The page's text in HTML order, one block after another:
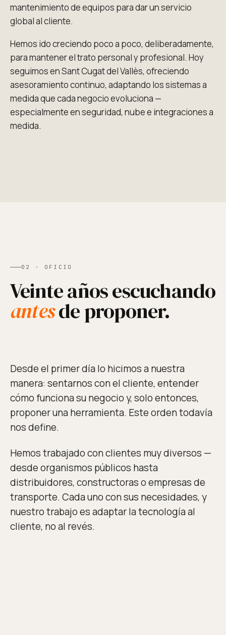
mantenimiento de equipos para dar un servicio
global al cliente.
Hemos ido creciendo poco a poco, deliberadamente,
para mantener el trato personal y profesional. Hoy
seguimos en Sant Cugat del Vallès, ofreciendo
asesoramiento continuo, adaptando los sistemas a
medida que cada negocio evoluciona —
especialmente en seguridad, nube e integraciones a
medida.
02 · OFICIO
Veinte años escuchando
antesde proponer.
Desde el primer día lo hicimos a nuestra
manera: sentarnos con el cliente, entender
cómo funciona su negocio y, solo entonces,
proponer una herramienta. Este orden todavía
nos define.
Hemos trabajado con clientes muy diversos —
desde organismos públicos hasta
distribuidores, constructoras o empresas de
transporte. Cada uno con sus necesidades, y
nuestro trabajo es adaptar la tecnología al
cliente, no al revés.